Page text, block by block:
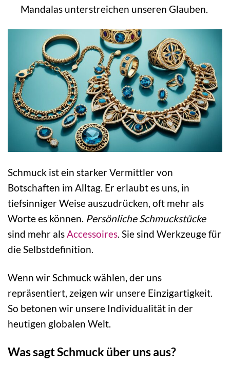
Mandalas unterstreichen unseren Glauben.
Schmuck ist ein starker Vermittler von
Botschaften im Alltag. Er erlaubt es uns, in
tiefsinniger Weise auszudrücken, oft mehr als
Worte es können. Persönliche Schmuckstücke
sind mehr alsAccessoires. Sie sind Werkzeuge für
die Selbstdefinition.
Wenn wir Schmuck wählen, der uns
repräsentiert, zeigen wir unsere Einzigartigkeit.
So betonen wir unsere Individualität in der
heutigen globalen Welt.
Was sagt Schmuck über uns aus?